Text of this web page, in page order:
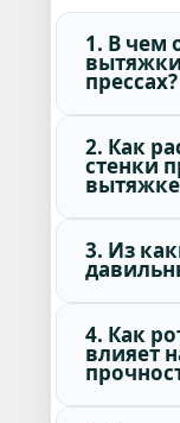
1. В чем
прессах?
2. Как
стенки
3. Из
4. Как
влияет